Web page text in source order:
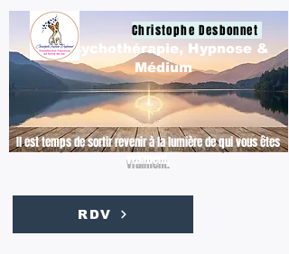
Christophe Desbonnet
Il est temps de sortir revenir à la lumière de qui vous êtes
vraiment.
Psychothérapie, Hypnose &
Médium
RDV